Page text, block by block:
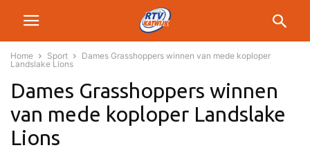
Home Sport
Dames Grasshoppers winnen van mede koploper
Landslake Lions
Dames Grasshoppers winnen
van mede koploper Landslake
Lions